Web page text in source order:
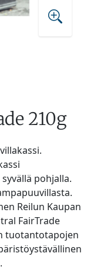
210g
pohjalla.
Reilun Kaupan
FairTrade
tuotantotapojen